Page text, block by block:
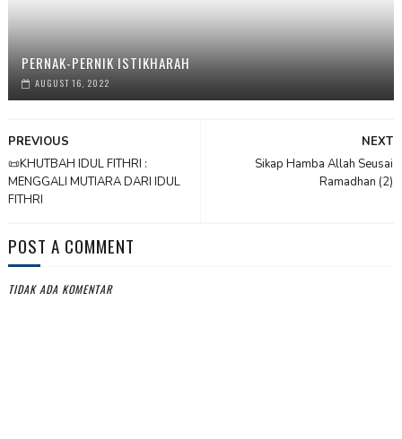
PERNAK-PERNIK ISTIKHARAH
AUGUST 16, 2022
NEXT
Sikap Hamba Allah Seusai
Ramadhan (2)
PREVIOUS
📜KHUTBAH IDUL FITHRI :
MENGGALI MUTIARA DARI IDUL
FITHRI
POST A COMMENT
TIDAK ADA KOMENTAR